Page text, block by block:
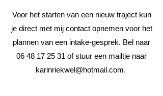
Voor het starten van een nieuw traject kun
je direct met mij contact opnemen voor het
plannen van een intake-gesprek. Bel naar
06 48 17 25 31 of stuur een mailtje naar
karinriekwel@hotmail.com.